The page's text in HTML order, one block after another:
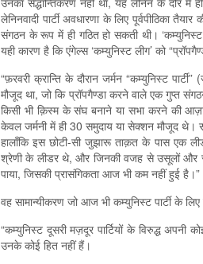
लेनिनवादी पार्टी अवधारणा के लिए पूर्वपीठिका
संगठन के रूप में ही गठित हो सकती थी।
यही कारण है कि एंगेल्स ‘कम्युनिस्ट लीग’ को
“फ़रवरी क्रान्ति के दौरान जर्मन “कम्युनिस्ट
मौजूद था, जो कि प्रॉपगैण्डा करने वाले एक गुप्त
किसी भी क़िस्म के संघ बनाने या सभा करने की
केवल जर्मनी में ही 30 समुदाय या सेक्शन मौजूद
हालाँकि इस छोटी-सी जुझारू ताक़त के पास एक
श्रेणी के लीडर थे, और जिनकी वजह से उसूलों और
पाया, जिसकी प्रासंगिकता आज भी कम नहीं हुई है।”
वह सामान्यीकरण जो आज भी कम्युनिस्ट पार्टी के
“कम्युनिस्ट दूसरी मज़दूर पार्टियों के विरुद्ध अपनी
उनके कोई हित नहीं हैं।